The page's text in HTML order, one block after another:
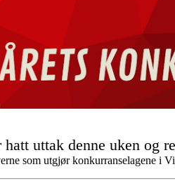
uttak denne uken og
som utgjør konkurranselagene i